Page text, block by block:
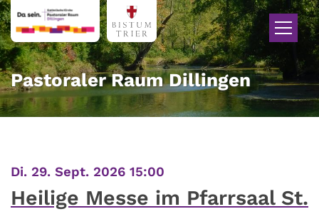
Zum Inhalt springen
Pastoraler Raum Dillingen
Di. 29. Sept. 2026 15:00
Heilige Messe im Pfarrsaal St.